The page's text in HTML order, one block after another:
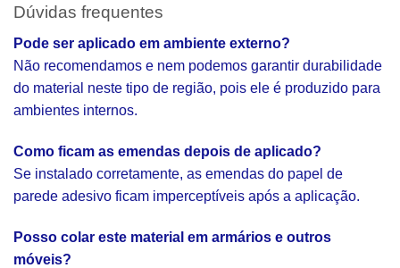
Dúvidas frequentes
Pode ser aplicado em ambiente externo?
Não recomendamos e nem podemos garantir durabilidade
do material neste tipo de região, pois ele é produzido para
ambientes internos.
Como ficam as emendas depois de aplicado?
Se instalado corretamente, as emendas do papel de
parede adesivo ficam imperceptíveis após a aplicação.
Posso colar este material em armários e outros
móveis?